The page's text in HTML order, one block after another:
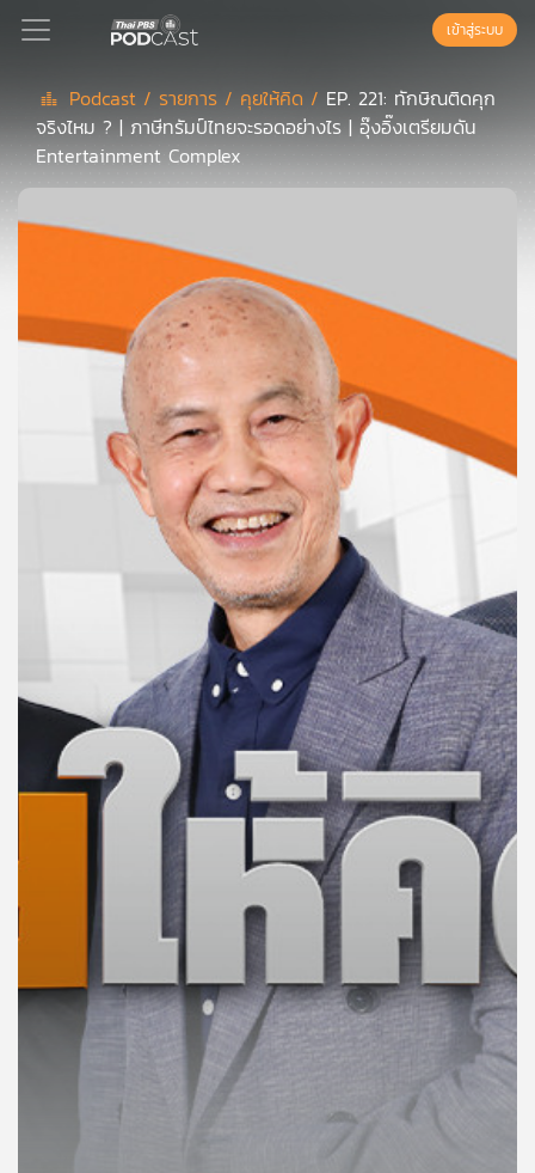
Podcast
เพล
แนะนำ
บทความ
กับ
เรา
เข้าสู่ระบบ
Podcast / รายการ / คุยให้คิด / EP. 221: ทักษิณติดคุก
จริงไหม ? | ภาษีทรัมป์ไทยจะรอดอย่างไร | อุ๊งอิ๊งเตรียมดัน
Entertainment Complex